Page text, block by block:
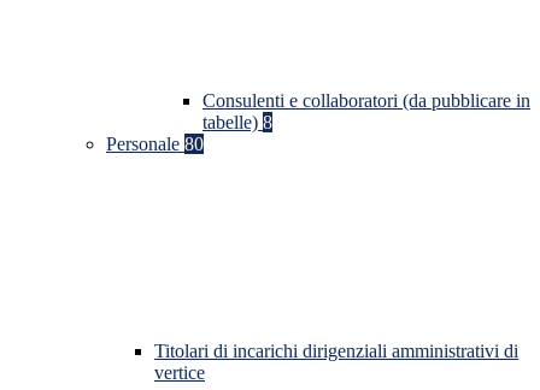
Consulenti e collaboratori (da pubblicare in
tabelle) 8
Personale 80
Titolari di incarichi dirigenziali amministrativi di
vertice